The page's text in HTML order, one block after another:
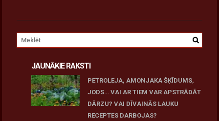
JAUNĀKIE RAKSTI
PETROLEJA, AMONJAKA ŠĶĪDUMS,
JODS… VAI AR TIEM VAR APSTRĀDĀT
DĀRZU? VAI DĪVAINĀS LAUKU
RECEPTES DARBOJAS?